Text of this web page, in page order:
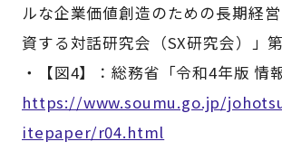
ルな企業価値創造のための長期経
資する対話研究会（SX研究会）」
・【図4】：総務省「令和4年版 情
https://www.soumu.go.jp/
itepaper/r04.html